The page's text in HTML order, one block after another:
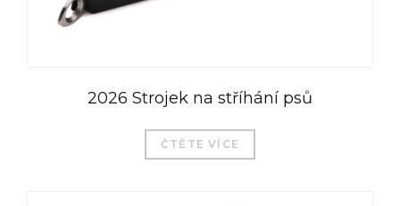
2026 Strojek na stříhání psů
ČTĚTE VÍCE